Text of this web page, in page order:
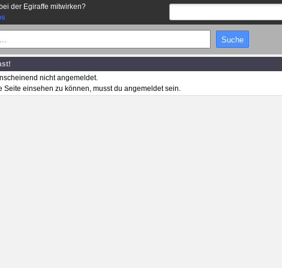
der Egiraffe mitwirken?
nicht angemeldet.
Seite einsehen zu können, musst du angemeldet sein.